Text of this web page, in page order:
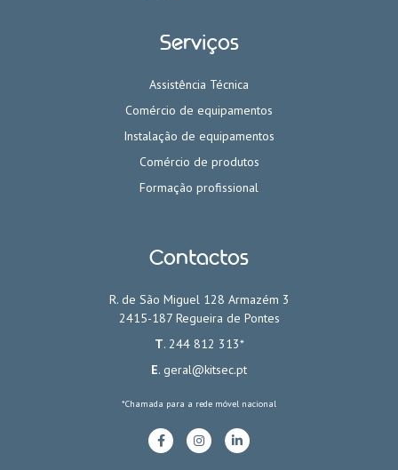
Serviços
Assistência Técnica
Comércio de equipamentos
Instalação de equipamentos
Comércio de produtos
Formação profissional
Contactos
R. de São Miguel 128 Armazém 3
2415-187 Regueira de Pontes
T. 244 812 313*
E. geral@kitsec.pt
*Chamada para a rede móvel nacional